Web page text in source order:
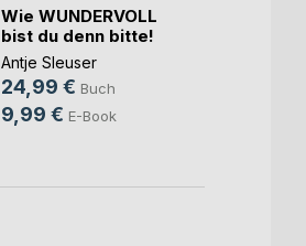
Wie WUNDERVOLL
bist du denn bitte!
Antje Sleuser
24,99 € Buch
9,99 € E-Book